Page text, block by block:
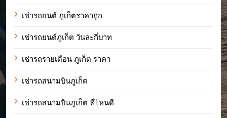
เช่ารถยนต์ ภูเก็ตราคาถูก
เช่ารถยนต์ภูเก็ต วันละกี่บาท
เช่ารถรายเดือน ภูเก็ต ราคา
เช่ารถสนามบินภูเก็ต
เช่ารถสนามบินภูเก็ต ที่ไหนดี